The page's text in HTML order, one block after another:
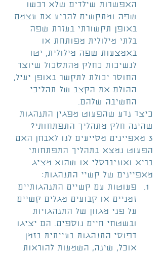
האפשרות שילדים שלא רכשו
שפה ומתקשים להביע את עצמם
באופן תקשורתי בעזרת שפה
בלתי מילולית מפותחת או
באמצעות שפה מילולית, יטו
לנשיכות כחלק מהתסכול שיוצר
החוסר יכולת לתקשר באופן יעיל,
ההולם את הקצב של תהליכי
החשיבה שלהם.
כיצד נדע שהפעוט מפגין התנהגות
שהינה חלק מתהליך התפתחותי?
3 מאפיינים מסייעים לנו לאבחן האם
הפעוט נמצא בתהליך התפתחותי
בריא ואוניברסלי או שהוא מציג
מאפיינים של קשיי התנהגות:
פעוטות עם קשיים התנהגותיים
זמניים או קבועים מגלים קשיים
על פני מגוון של התנהגויות
ובשטחי חיים נוספים. הם יציגו
דפוסי התנהגות בעייתית בזמן
אוכל, שינה, השמעות להוראות